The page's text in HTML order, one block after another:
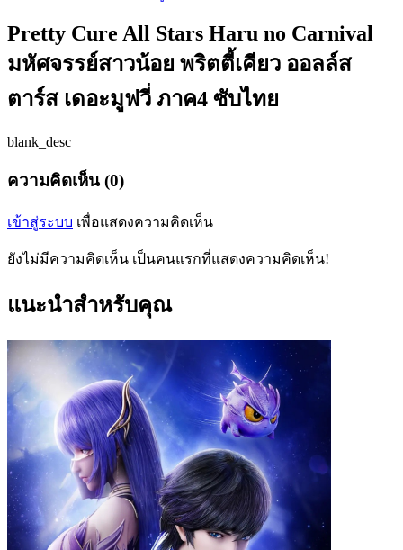
Pretty Cure All Stars Haru no Carnival
มหัศจรรย์สาวน้อย พริตตี้เคียว ออลล์ส
ตาร์ส เดอะมูฟวี่ ภาค4 ซับไทย
blank_desc
ความคิดเห็น (0)
เข้าสู่ระบบ เพื่อแสดงความคิดเห็น
ยังไม่มีความคิดเห็น เป็นคนแรกที่แสดงความคิดเห็น!
แนะนำสำหรับคุณ